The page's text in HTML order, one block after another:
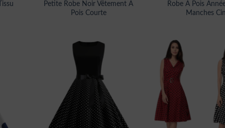
Petite Robe Noir Vêtement À
Pois Courte
Robe À Pois
Manches